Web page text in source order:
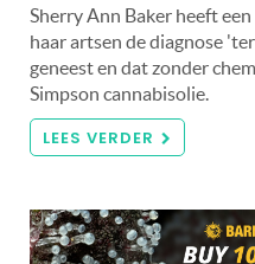
Sherry Ann Baker heeft
haar artsen de diagnose
geneest en dat zonder
Simpson cannabisolie.
LEES VERDER